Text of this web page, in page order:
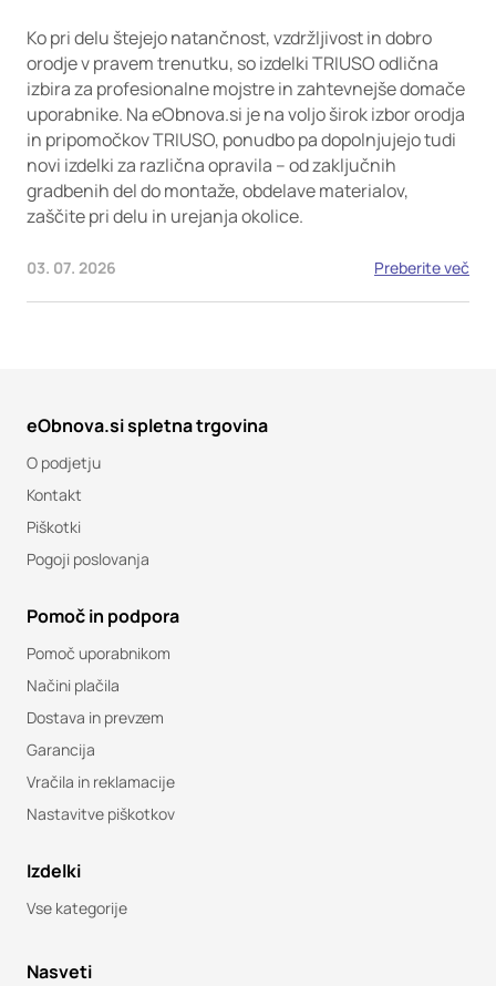
Ko pri delu štejejo natančnost, vzdržljivost in dobro
orodje v pravem trenutku, so izdelki TRIUSO odlična
izbira za profesionalne mojstre in zahtevnejše domače
uporabnike. Na eObnova.si je na voljo širok izbor orodja
in pripomočkov TRIUSO, ponudbo pa dopolnjujejo tudi
novi izdelki za različna opravila – od zaključnih
gradbenih del do montaže, obdelave materialov,
zaščite pri delu in urejanja okolice.
03. 07. 2026 Preberite več
eObnova.si spletna trgovina
O podjetju
Kontakt
Piškotki
Pogoji poslovanja
Pomoč in podpora
Pomoč uporabnikom
Načini plačila
Dostava in prevzem
Garancija
Vračila in reklamacije
Nastavitve piškotkov
Izdelki
Vse kategorije
Nasveti